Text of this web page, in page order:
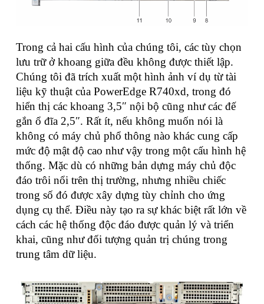
Trong cả hai cấu hình của chúng tôi, các tùy chọn
lưu trữ ở khoang giữa đều không được thiết lập.
Chúng tôi đã trích xuất một hình ảnh ví dụ từ tài
liệu kỹ thuật của PowerEdge R740xd, trong đó
hiển thị các khoang 3,5″ nội bộ cũng như các đế
gắn ổ đĩa 2,5″. Rất ít, nếu không muốn nói là
không có máy chủ phổ thông nào khác cung cấp
mức độ mật độ cao như vậy trong một cấu hình hệ
thống. Mặc dù có những bản dựng máy chủ độc
đáo trôi nổi trên thị trường, nhưng nhiều chiếc
trong số đó được xây dựng tùy chỉnh cho ứng
dụng cụ thể. Điều này tạo ra sự khác biệt rất lớn về
cách các hệ thống độc đáo được quản lý và triển
khai, cũng như đối tượng quản trị chúng trong
trung tâm dữ liệu.